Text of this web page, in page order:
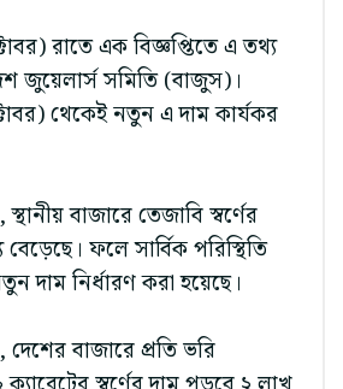
রাতে এক বিজ্ঞপ্তিতে এ তথ্য
জুয়েলার্স সমিতি (বাজুস)।
থেকেই নতুন এ দাম কার্যকর
বাজারে তেজাবি স্বর্ণের
ফলে সার্বিক পরিস্থিতি
দাম নির্ধারণ করা হয়েছে।
বাজারে প্রতি ভরি